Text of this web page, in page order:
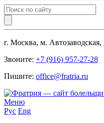
г. Москва, м.
Звоните: +7 (916) 957-27-28
Пишите: office@fratria.ru
Меню
Рус Eng